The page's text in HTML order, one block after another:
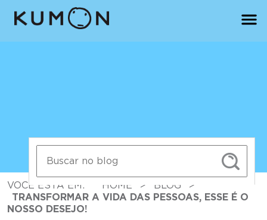
VOCÊ ESTÁ EM: HOME > BLOG
>
TRANSFORMAR A VIDA DAS PESSOAS, ESSE É O
NOSSO DESEJO!